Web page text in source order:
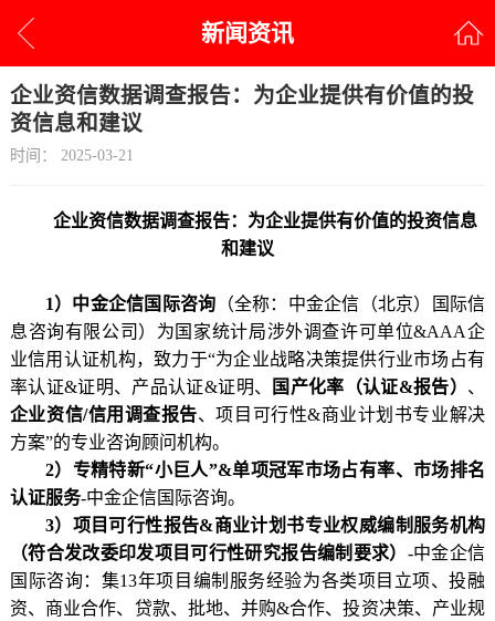
新闻资讯
企业资信数据调查报告：为企业提供有价值的投
资信息和建议
时间： 2025-03-21
企业资信数据调查报告： 为企业提供有价值的投资信息
和建议
1）中金企信国际咨询 （全称：中金企信（北京）国际信
息咨询有限公司）为国家统计局涉外调查许可单位&AAA企
业信用认证机构，致力于“为企业战略决策提供行业市场占有
率认证&证明、产品认证&证明、 国产化率（认证&报告） 、
企业资信/信用调查报告、项目可行性&商业计划书专业解决
方案”的专业咨询顾问机构。
2）专精特新“小巨人”&单项冠军市场占有率、市场排名
认证服务-中金企信国际咨询。
3）项目可行性报告&商业计划书专业权威编制服务机构
（符合发改委印发项目可行性研究报告编制要求） -中金企信
国际咨询：集13年项目编制服务经验为各类项目立项、投融
资、商业合作、贷款、批地、并购&合作、投资决策、产业规